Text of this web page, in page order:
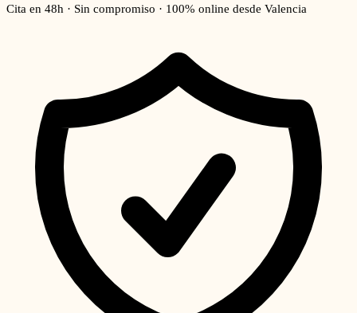
Cita en 48h · Sin compromiso · 100% online desde Valencia